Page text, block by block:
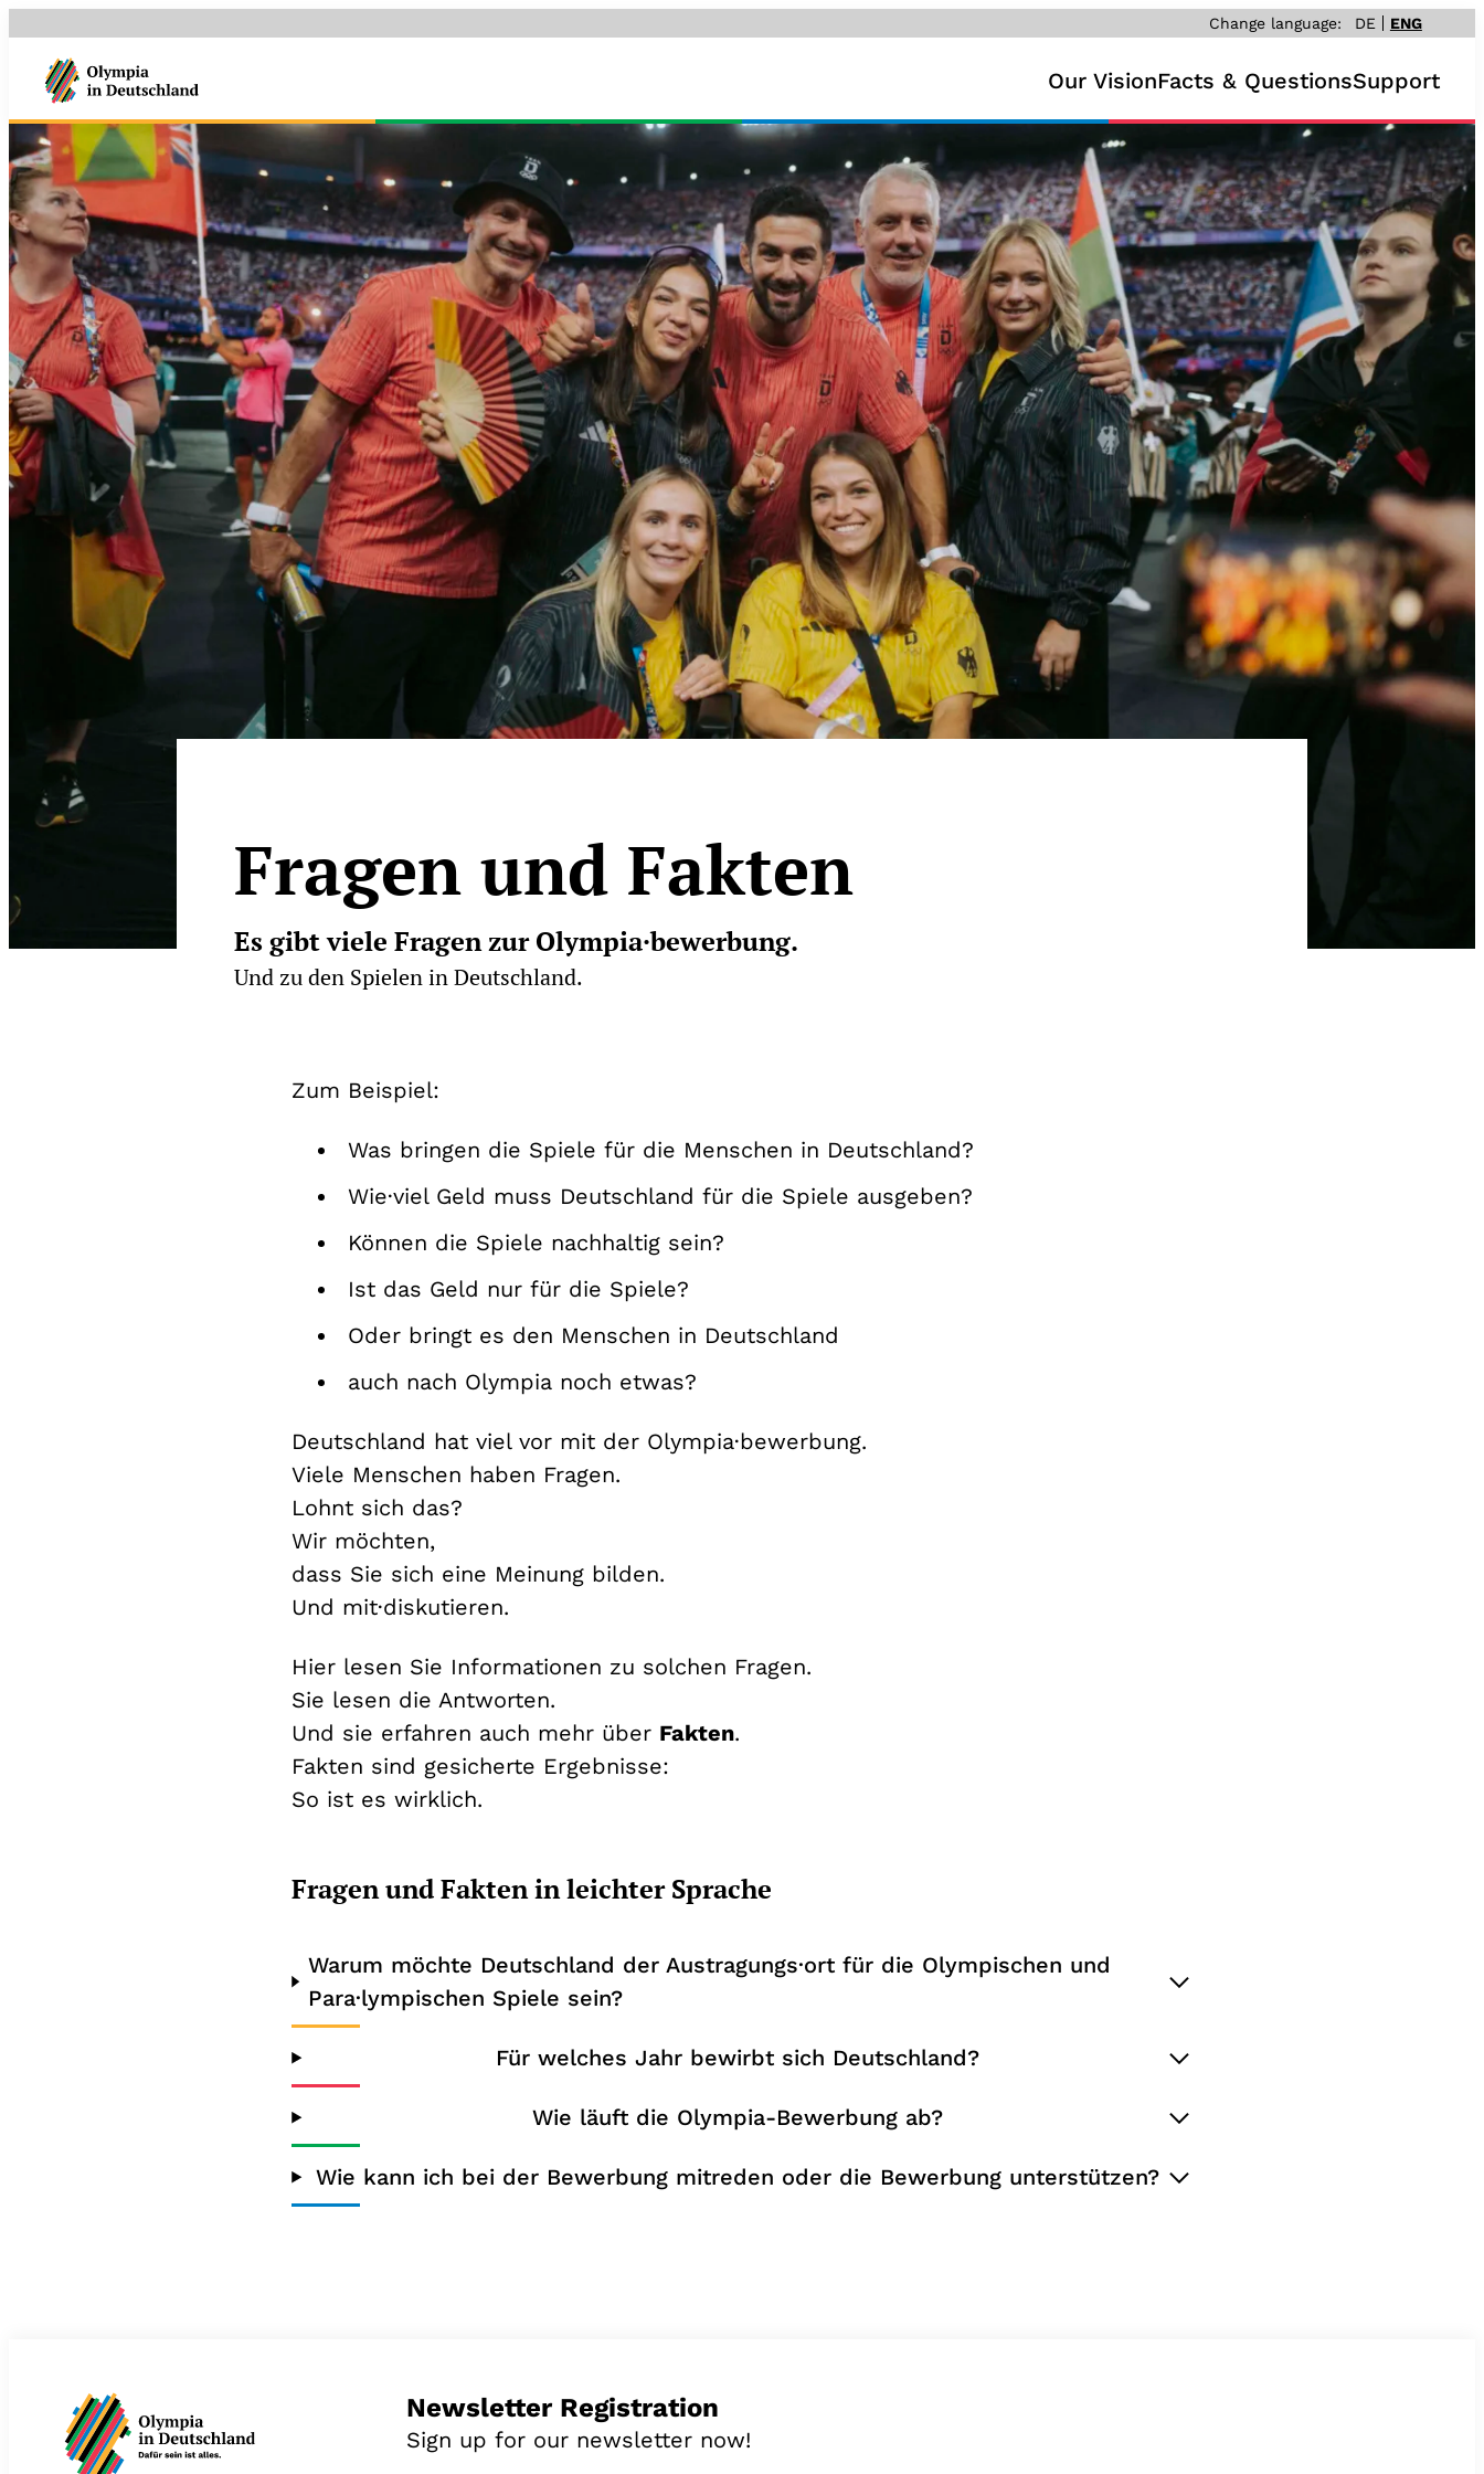
Change language: DE ENG
Our VisionFacts & QuestionsSupport
Fragen und Fakten
Es gibt viele Fragen zur Olympia·bewerbung.
Und zu den Spielen in Deutschland.
Zum Beispiel:
Was bringen die Spiele für die Menschen in Deutschland?
Wie·viel Geld muss Deutschland für die Spiele ausgeben?
Können die Spiele nachhaltig sein?
Ist das Geld nur für die Spiele?
Oder bringt es den Menschen in Deutschland
auch nach Olympia noch etwas?
Deutschland hat viel vor mit der Olympia·bewerbung.
Viele Menschen haben Fragen.
Lohnt sich das?
Wir möchten,
dass Sie sich eine Meinung bilden.
Und mit·diskutieren.
Hier lesen Sie Informationen zu solchen Fragen.
Sie lesen die Antworten.
Und sie erfahren auch mehr über Fakten.
Fakten sind gesicherte Ergebnisse:
So ist es wirklich.
Fragen und Fakten in leichter Sprache
Warum möchte Deutschland der Austragungs·ort für die Olympischen und
Para·lympischen Spiele sein?
Für welches Jahr bewirbt sich Deutschland?
Wie läuft die Olympia-Bewerbung ab?
Wie kann ich bei der Bewerbung mitreden oder die Bewerbung unterstützen?
Newsletter Registration
Sign up for our newsletter now!